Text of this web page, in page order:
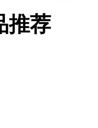
推荐